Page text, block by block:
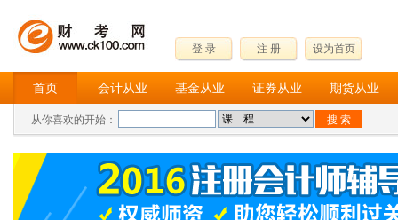
登 录 注 册 设为首页
首页 会计从业 基金从业 证券从业 期货从业
从你喜欢的开始：